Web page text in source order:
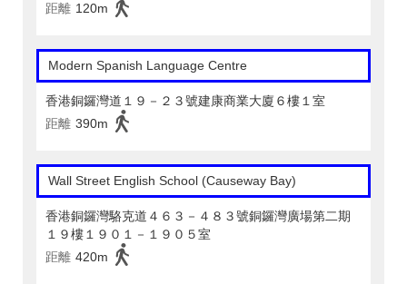
距離 120m
Modern Spanish Language Centre
香港銅鑼灣道１９－２３號建康商業大廈６樓１室
距離 390m
Wall Street English School (Causeway Bay)
香港銅鑼灣駱克道４６３－４８３號銅鑼灣廣場第二期
１９樓１９０１－１９０５室
距離 420m